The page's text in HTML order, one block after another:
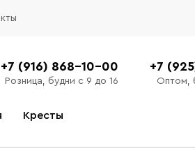
+7 (916) 868-10-00
Розница, будни с 9 до 16
+7
Оптом,
Кресты